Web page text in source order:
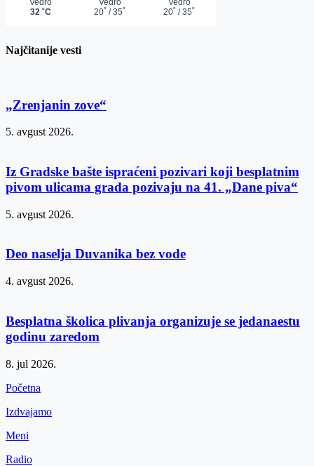
Najčitanije vesti
„Zrenjanin zove“
5. avgust 2026.
Iz Gradske bašte ispraćeni pozivari koji besplatnim
pivom ulicama grada pozivaju na 41. „Dane piva“
5. avgust 2026.
Deo naselja Duvanika bez vode
4. avgust 2026.
Besplatna školica plivanja organizuje se jedanaestu
godinu zaredom
8. jul 2026.
Početna
Izdvajamo
Meni
Radio